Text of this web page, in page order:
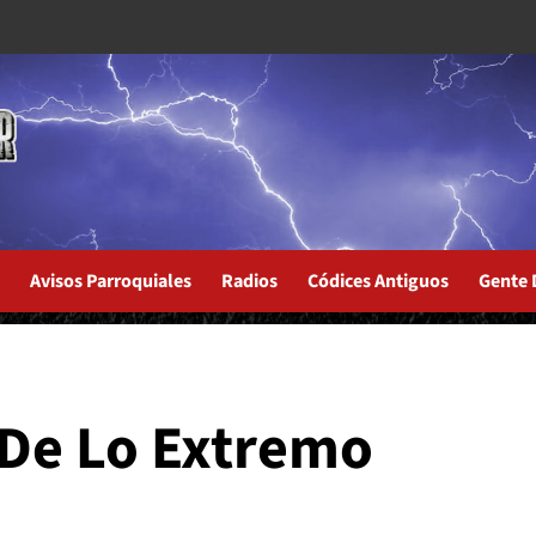
Avisos Parroquiales Radios Códices Antiguos Gente
Lo Extremo